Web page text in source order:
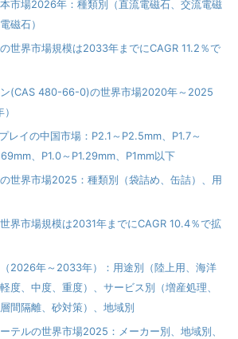
市場2026年：種類別（直流電磁石、交流電磁
磁石）
世界市場規模は2033年までにCAGR 11.2％で
(CAS 480-66-0)の世界市場2020年～2025
レイの中国市場：P2.1～P2.5mm、P1.7～
、P1.0～P1.29mm、P1mm以下
世界市場2025：種類別（袋詰め、缶詰）、用
界市場規模は2031年までにCAGR 10.4％で拡
2026年～2033年）：用途別（陸上用、海洋
度、中度、重度）、サービス別（増産処理、
間隔離、砂対策）、地域別
テルの世界市場2025：メーカー別、地域別、